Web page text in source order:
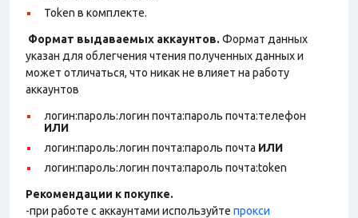
Token в комплекте.
Формат выдаваемых аккаунтов. Формат данных
указан для облегчения чтения полученных данных и
может отличаться, что никак не влияет на работу
аккаунтов
логин:пароль:логин почта:пароль почта:телефон
ИЛИ
логин:пароль:логин почта:пароль почта ИЛИ
логин:пароль:логин почта:пароль почта:token
Рекомендации к покупке.
-при работе с аккаунтами используйте прокси